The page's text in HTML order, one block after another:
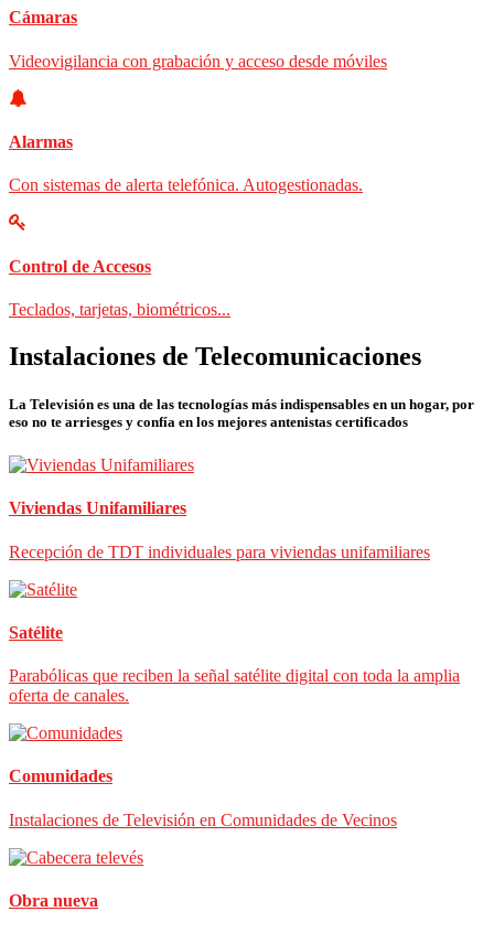
Cámaras
Videovigilancia con grabación y acceso desde móviles
Alarmas
Con sistemas de alerta telefónica. Autogestionadas.
Control de Accesos
Teclados, tarjetas, biométricos...
Instalaciones de Telecomunicaciones
La Televisión es una de las tecnologías más indispensables en un hogar, por
eso no te arriesges y confía en los mejores antenistas certificados
Viviendas Unifamiliares
Recepción de TDT individuales para viviendas unifamiliares
Satélite
Parabólicas que reciben la señal satélite digital con toda la amplia
oferta de canales.
Comunidades
Instalaciones de Televisión en Comunidades de Vecinos
Obra nueva